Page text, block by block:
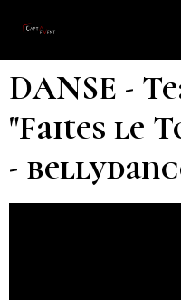
DANSE -
"Faites le
-